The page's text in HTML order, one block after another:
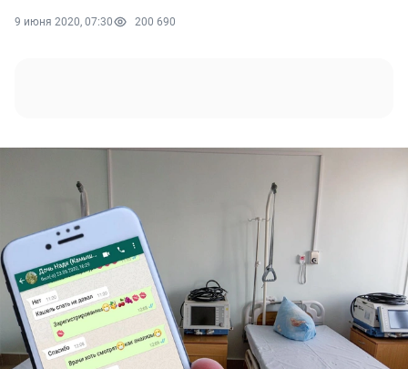
9 июня 2020, 07:30 200 690